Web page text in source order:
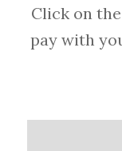
Click on the
pay with